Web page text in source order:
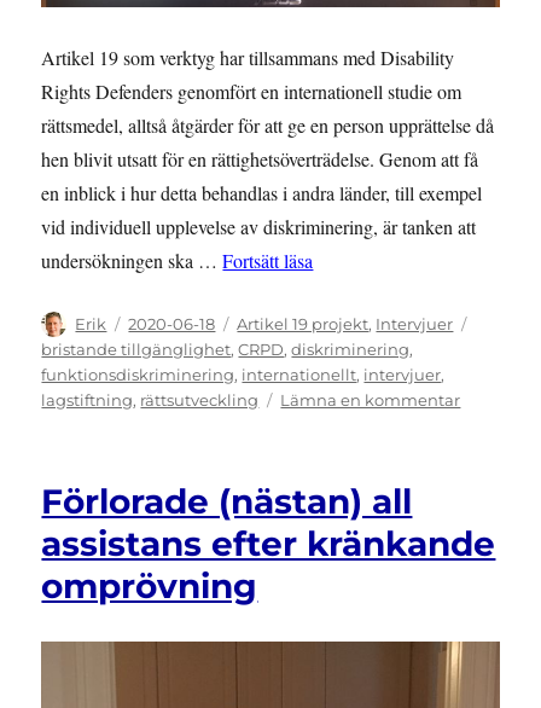
Artikel 19 som verktyg har tillsammans med Disability
Rights Defenders genomfört en internationell studie om
rättsmedel, alltså åtgärder för att ge en person upprättelse då
hen blivit utsatt för en rättighetsöverträdelse. Genom att få
en inblick i hur detta behandlas i andra länder, till exempel
vid individuell upplevelse av diskriminering, är tanken att
undersökningen ska …Fortsätt läsa
Författare
Erik
Publicerat
den
2020-06-18 Kategorier
Artikel 19 projekt, Intervjuer
bristande tillgänglighet,CRPD,diskriminering,
funktionsdiskriminering, internationellt, intervjuer,
lagstiftning, rättsutveckling Lämna en kommentartill
Förlorade (nästan) all
assistans efter kränkande
omprövning